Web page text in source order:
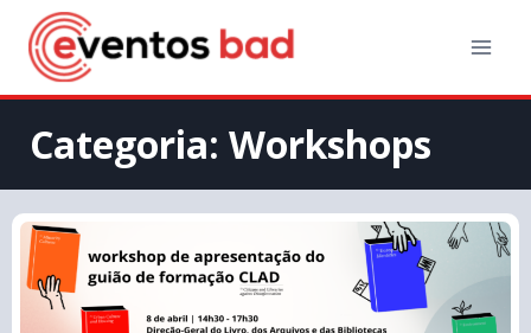
Categoria: Workshops